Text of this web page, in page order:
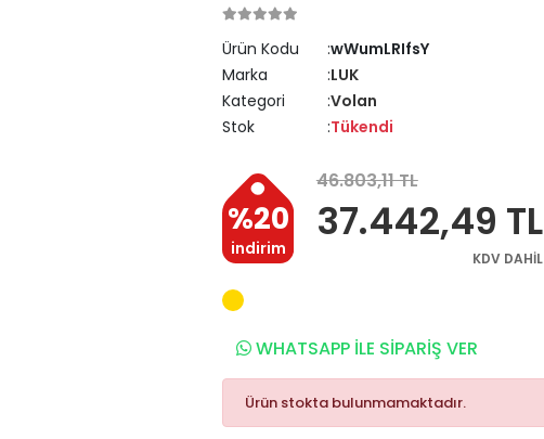
Ürün Kodu
wWumLRIfsY
Marka
LUK
Kategori
Volan
Stok
Tükendi
%20
indirim
46.803,11 TL
37.442,49 TL
KDV DAHİL
WHATSAPP İLE SİPARİŞ VER
Ürün stokta bulunmamaktadır.